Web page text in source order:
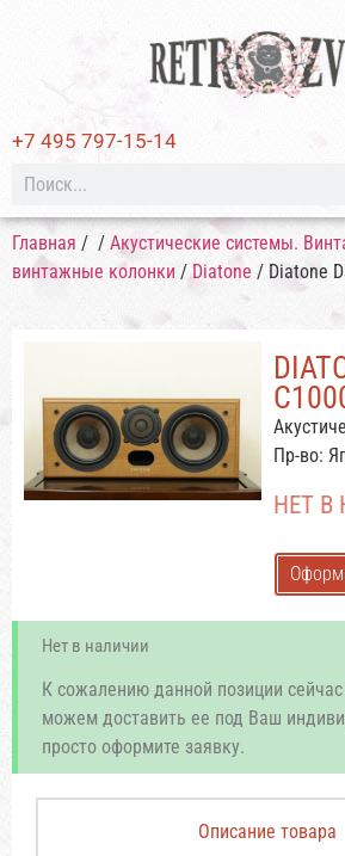
+7 495 797-15-14
Главная / / Акустические системы.
винтажные колонки /Diatone / Diatone
Пр-во:
НЕТ В
Нет в наличии
К сожалению данной позиции
можем доставить ее под Ваш
просто оформите заявку.
Описание товара